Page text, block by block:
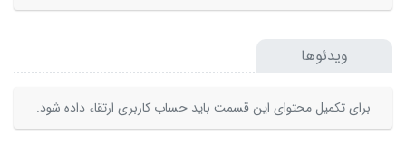
ویدئوها
برای تکمیل محتوای این قسمت باید حساب کاربری ارتقاء داده شود.